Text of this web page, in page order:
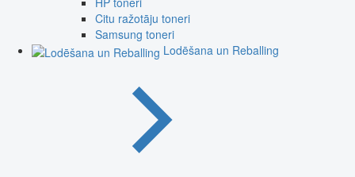
Citu ražotāju toneri
Samsung toneri
Lodēšana un Reballing